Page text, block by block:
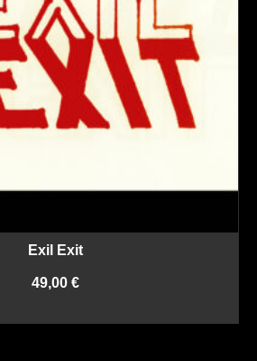
Exil Exit
49,00 €